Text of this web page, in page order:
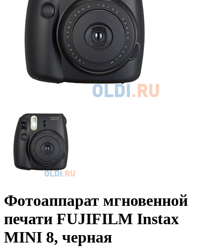
Фотоаппарат мгновенной
печати FUJIFILM Instax
MINI 8, черная